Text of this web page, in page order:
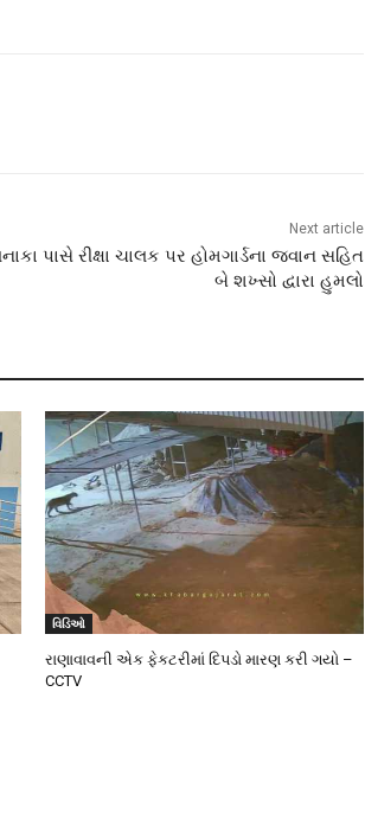
Next article
પાસે રીક્ષા ચાલક પર હોમગાર્ડના જવાન સહિત
બે શખ્સો દ્વારા હુમલો
વિડિઓ
રાણાવાવની એક ફેકટરીમાં દિપડો મારણ કરી ગયો –
CCTV